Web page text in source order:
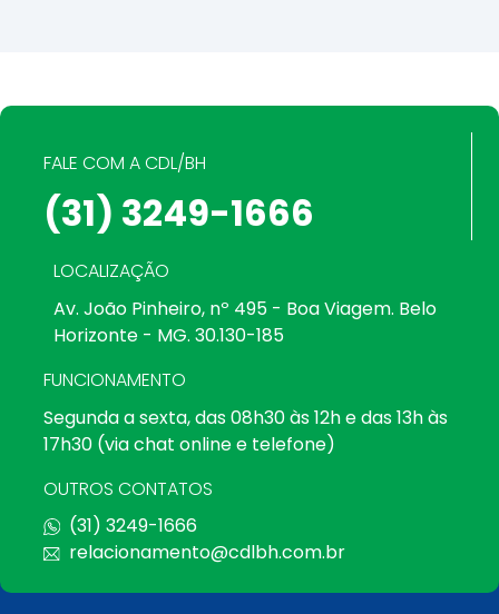
FALE COM A CDL/BH
(31) 3249-1666
LOCALIZAÇÃO
Av. João Pinheiro, nº 495 - Boa Viagem. Belo
Horizonte - MG. 30.130-185
FUNCIONAMENTO
Segunda a sexta, das 08h30 às 12h e das 13h às
17h30 (via chat online e telefone)
OUTROS CONTATOS
(31) 3249-1666
relacionamento@cdlbh.com.br